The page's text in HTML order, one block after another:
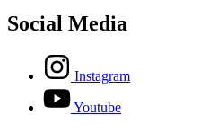
Social Media
Instagram
Youtube